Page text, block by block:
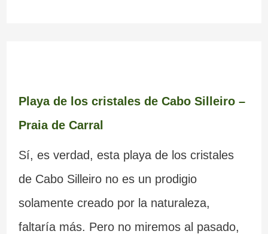
Playa de los cristales de Cabo Silleiro –
Praia de Carral
Sí, es verdad, esta playa de los cristales
de Cabo Silleiro no es un prodigio
solamente creado por la naturaleza,
faltaría más. Pero no miremos al pasado,